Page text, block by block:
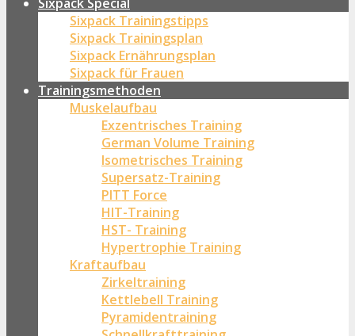
Sixpack Trainingstipps
Sixpack Trainingsplan
Sixpack Ernährungsplan
Sixpack für Frauen
Trainingsmethoden
Muskelaufbau
Exzentrisches Training
German Volume Training
Isometrisches Training
Supersatz-Training
PITT Force
HIT-Training
HST- Training
Hypertrophie Training
Kraftaufbau
Zirkeltraining
Kettlebell Training
Pyramidentraining